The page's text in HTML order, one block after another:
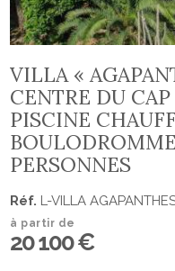
VILLA «
CENTRE DU CAP
PISCINE
PERSONNES
Réf. L-VILLA
à partir de
20 100 €